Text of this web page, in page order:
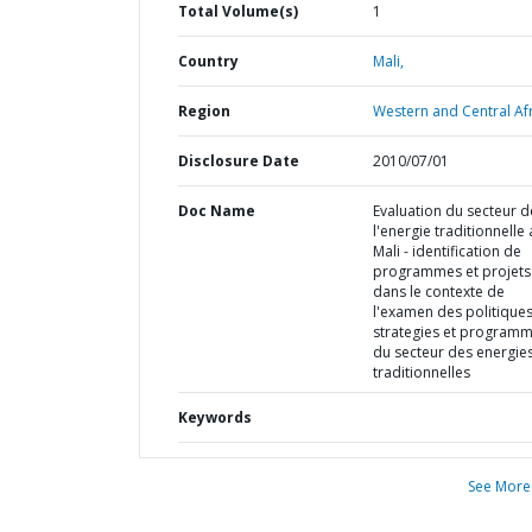
Total Volume(s) 1
Country Mali,
Region Western and Central
Disclosure Date 2010/07/01
Doc Name
Evaluation du secteur
l'energie traditionnelle
Mali - identification de
programmes et projets
dans le contexte de
l'examen des
strategies et
du secteur des
traditionnelles
Keywords
See More